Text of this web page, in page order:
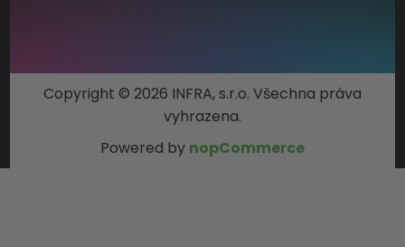
Copyright © 2026 INFRA, s.r.o. Všechna práva
vyhrazena.
Powered by nopCommerce